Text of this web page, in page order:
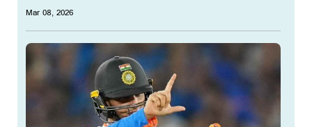
Mar 08, 2026